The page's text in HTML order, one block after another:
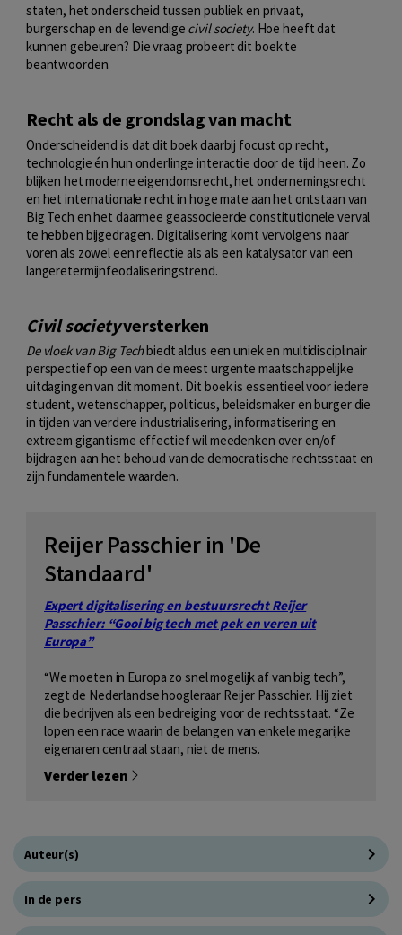
staten, het onderscheid tussen publiek en privaat,
burgerschap en de levendige civil society. Hoe heeft dat
kunnen gebeuren? Die vraag probeert dit boek te
beantwoorden.
Recht als de grondslag van macht
Onderscheidend is dat dit boek daarbij focust op recht,
technologie én hun onderlinge interactie door de tijd heen. Zo
blijken het moderne eigendomsrecht, het ondernemingsrecht
en het internationale recht in hoge mate aan het ontstaan van
Big Tech en het daarmee geassocieerde constitutionele verval
te hebben bijgedragen. Digitalisering komt vervolgens naar
voren als zowel een reflectie als als een katalysator van een
langeretermijnfeodaliseringstrend.
Civil societyversterken
De vloek van Big Techbiedt aldus een uniek en multidisciplinair
perspectief op een van de meest urgente maatschappelijke
uitdagingen van dit moment. Dit boek is essentieel voor iedere
student, wetenschapper, politicus, beleidsmaker en burger die
in tijden van verdere industrialisering, informatisering en
extreem gigantisme effectief wil meedenken over en/of
bijdragen aan het behoud van de democratische rechtsstaat en
zijn fundamentele waarden.
Reijer Passchier in 'De
Standaard'
Expert digitalisering en bestuursrecht Reijer
Passchier: “Gooi big tech met pek en veren uit
Europa”
“We moeten in Europa zo snel mogelijk af van big tech”,
zegt de Nederlandse hoogleraar Reijer Passchier. Hij ziet
die bedrijven als een bedreiging voor de rechtsstaat. “Ze
lopen een race waarin de belangen van enkele megarijke
eigenaren centraal staan, niet de mens.
Verder lezen
Auteur(s)
In de pers